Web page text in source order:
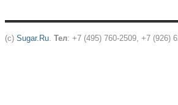
(c) Sugar.Ru Тел: +7 (495) 760-2509, +7 (926)